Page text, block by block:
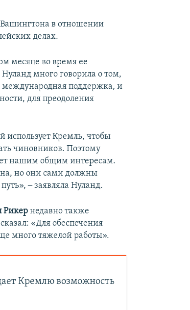
в отношении
делах.
месяце во время ее
много говорила о том,
поддержка, и
для преодоления
использует Кремль, чтобы
чиновников. Поэтому
нашим общим интересам.
но они сами должны
‒ заявляла Нуланд.
Рикер недавно также
«Для обеспечения
много тяжелой работы».
Кремлю возможность